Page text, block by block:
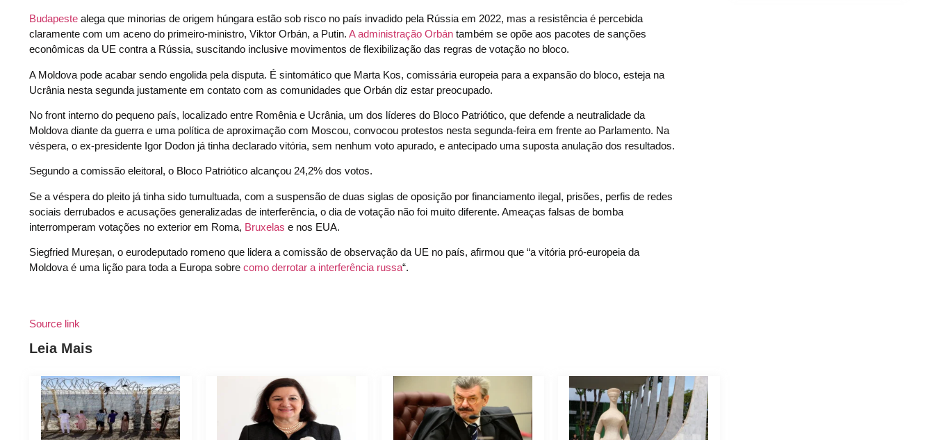
Budapeste alega que minorias de origem húngara estão sob risco no país invadido pela Rússia em 2022, mas a resistência é percebida
claramente com um aceno do primeiro-ministro, Viktor Orbán, a Putin. A administração Orbán também se opõe aos pacotes de sanções
econômicas da UE contra a Rússia, suscitando inclusive movimentos de flexibilização das regras de votação no bloco.
A Moldova pode acabar sendo engolida pela disputa. É sintomático que Marta Kos, comissária europeia para a expansão do bloco, esteja na
Ucrânia nesta segunda justamente em contato com as comunidades que Orbán diz estar preocupado.
No front interno do pequeno país, localizado entre Romênia e Ucrânia, um dos líderes do Bloco Patriótico, que defende a neutralidade da
Moldova diante da guerra e uma política de aproximação com Moscou, convocou protestos nesta segunda-feira em frente ao Parlamento. Na
véspera, o ex-presidente Igor Dodon já tinha declarado vitória, sem nenhum voto apurado, e antecipado uma suposta anulação dos resultados.
Segundo a comissão eleitoral, o Bloco Patriótico alcançou 24,2% dos votos.
Se a véspera do pleito já tinha sido tumultuada, com a suspensão de duas siglas de oposição por financiamento ilegal, prisões, perfis de redes
sociais derrubados e acusações generalizadas de interferência, o dia de votação não foi muito diferente. Ameaças falsas de bomba
interromperam votações no exterior em Roma, Bruxelas e nos EUA.
Siegfried Mureșan, o eurodeputado romeno que lidera a comissão de observação da UE no país, afirmou que “a vitória pró-europeia da
Moldova é uma lição para toda a Europa sobre como derrotar a interferência russa“.
Source link
Leia Mais